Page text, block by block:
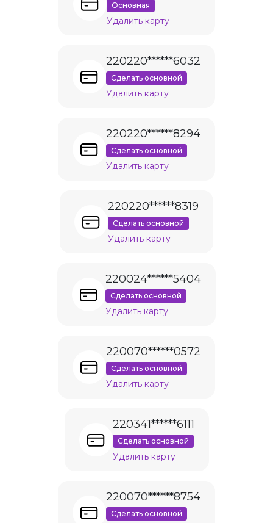
Основная
Удалить карту
220220******6032
Сделать основной
Удалить карту
220220******8294
Сделать основной
Удалить карту
220220******8319
Сделать основной
Удалить карту
220024******5404
Сделать основной
Удалить карту
220070******0572
Сделать основной
Удалить карту
220341******6111
Сделать основной
Удалить карту
220070******8754
Сделать основной